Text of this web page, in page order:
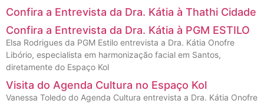
Confira a Entrevista da Dra. Kátia à Thathi Cidade
Confira a Entrevista da Dra. Kátia à PGM ESTILO
Elsa Rodrigues da PGM Estilo entrevista a Dra. Kátia Onofre
Libório, especialista em harmonização facial em Santos,
diretamente do Espaço Kol
Visita do Agenda Cultura no Espaço Kol
Vanessa Toledo do Agenda Cultura entrevista a Dra. Kátia Onofre